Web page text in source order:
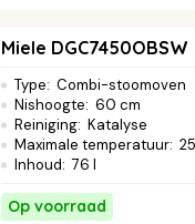
Miele DGC7450OBSW
Type: Combi-stoomoven
Nishoogte: 60 cm
Reiniging: Katalyse
Maximale temperatuur:
Inhoud: 76 l
Op voorraad